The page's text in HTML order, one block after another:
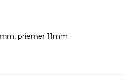
priemer 11mm